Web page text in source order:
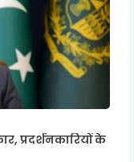
प्रदर्शनकारियों के